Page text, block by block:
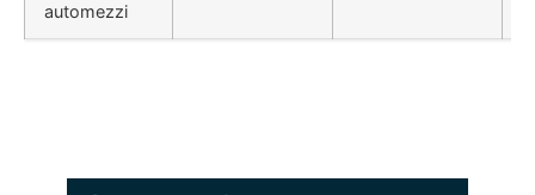
automezzi